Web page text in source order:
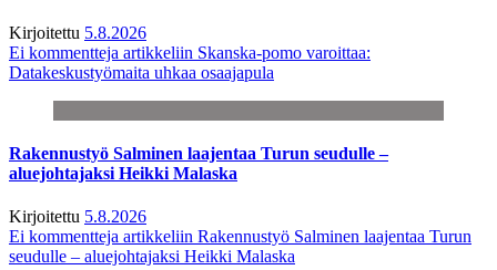
Kirjoitettu 5.8.2026
Ei kommentteja artikkeliin Skanska-pomo varoittaa:
Datakeskustyömaita uhkaa osaajapula
Rakennustyö Salminen laajentaa Turun seudulle –
aluejohtajaksi Heikki Malaska
Kirjoitettu 5.8.2026
Ei kommentteja artikkeliin Rakennustyö Salminen laajentaa Turun
seudulle – aluejohtajaksi Heikki Malaska